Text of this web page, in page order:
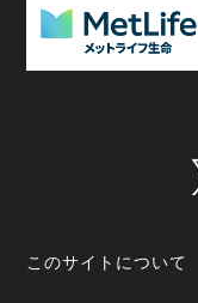
このサイトについて